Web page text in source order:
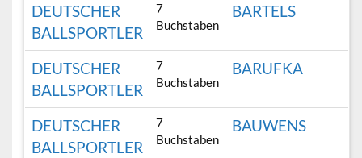
DEUTSCHER
BALLSPORTLER
7
Buchstaben
BARTELS
DEUTSCHER
BALLSPORTLER
7
Buchstaben
BARUFKA
DEUTSCHER
BALLSPORTLER
7
Buchstaben
BAUWENS